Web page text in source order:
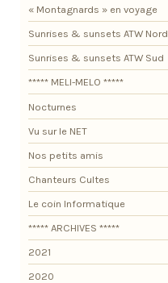
« Montagnards » en voyage
Sunrises & sunsets ATW Nord
Sunrises & sunsets ATW Sud
***** MELI-MELO *****
Nocturnes
Vu sur le NET
Nos petits amis
Chanteurs Cultes
Le coin Informatique
***** ARCHIVES *****
2021
2020